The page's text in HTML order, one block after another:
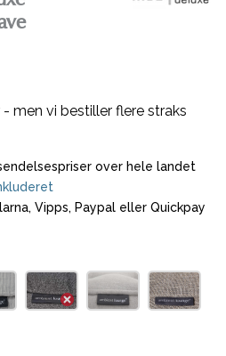
men vi bestiller flere straks
over hele landet
Vipps, Paypal eller Quickpay